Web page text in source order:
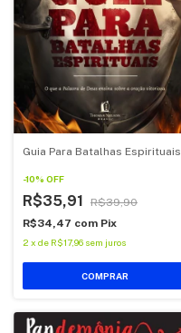
Guia Para Batalhas Espirituais
-10% OFF
R$35,91
R$39,90
R$34,47 com Pix
2 x de R$17,96 sem juros
COMPRAR